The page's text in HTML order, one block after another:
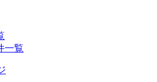
一覧